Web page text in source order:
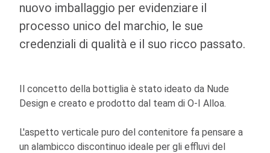
nuovo imballaggio per evidenziare il
processo unico del marchio, le sue
credenziali di qualità e il suo ricco passato.
Il concetto della bottiglia è stato ideato da Nude
Design e creato e prodotto dal team diO-I Alloa.
L'aspetto verticale puro del contenitore fa pensare a
un alambicco discontinuo ideale per gli effluvi del